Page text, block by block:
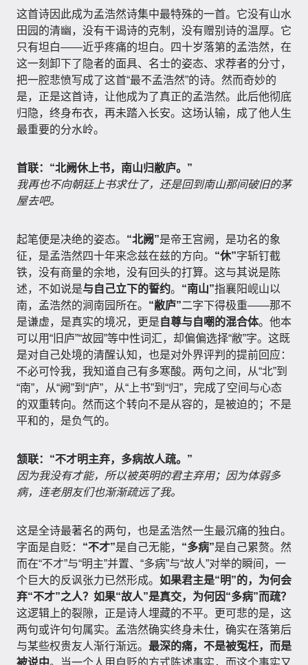
这首诗因此成为孟浩然诗集中最特殊的一首。它没有山水
田园的清幽，没有干谒诗的克制，没有赠别诗的温厚。它
只有坦白——近乎疼痛的坦白。四十岁落第的孟浩然，在
这一刻卸下了隐者的面具、名士的姿态、求荐者的分寸，
把一腔悲愤写成了这首“最不孟浩然”的诗。然而奇妙的
是，正是这首诗，让他成为了真正的孟浩然。此后他彻底
归隐，终身布衣，再未踏入长安。这场认输，成了他人生
最重要的分水岭。
首联：“北阙休上书，南山归敝庐。”
我再也不向朝廷上书求仕了，还是回到南山那间破旧的茅
屋去吧。
起笔便是决绝的姿态。 “北阙”是帝王宫阙，是功名的象
征，是孟浩然四十年来念兹在兹的方向。 “休”字斩钉截
铁，没有商量的余地，没有回头的打算。这与其说是陈
述，不如说是与自己立下的誓约。 “南山”指襄阳岘山以
南，孟浩然的涧南园所在。 “敝庐”二字下得极重——那不
是谦虚，是真实的境况，更是 自尊与自嘲的混合体。他本
可以用“旧庐”“故园”等中性词汇，却偏偏选择“敝”字。这既
是对自己处境的清醒认知，也是对外界评判的提前回应：
不必可怜我，我知道自己有多寒酸。两句之间，从“北”到
“南”，从“阙”到“庐”，从“上书”到“归”，完成了空间与心态
的双重转向。然而这个转向不是从容的，是被迫的；不是
平和的，是负气的。
颔联：“不才明主弃，多病故人疏。”
因为我没有才能，所以被英明的君主弃用；因为体弱多
病，连老朋友们也渐渐疏远了我。
这是全诗最著名的两句，也是孟浩然一生最沉痛的独白。
字面是自贬： “不才”是自己无能， “多病”是自己累赘。然
而在“不才”与“明主”并置、“多病”与“故人”对举的瞬间，一
个巨大的反讽张力已然形成。 如果君主是“明”的，为何会
弃“不才”之人？如果“故人”是真交，为何因“多病”而疏？
这逻辑上的裂隙，正是诗人埋藏的不平。更可悲的是，这
两句或许句句属实。孟浩然确实终身未仕，确实在落第后
与某些权贵友人渐行渐远。 最深的痛，不是被冤枉，而是
被说中。当一个人用自贬的方式陈述事实，而这个事实又